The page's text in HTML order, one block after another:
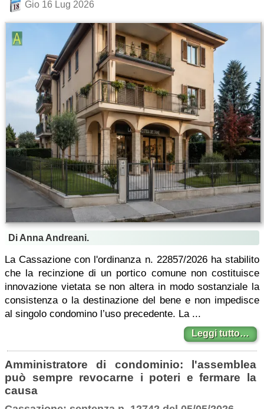
Gio 16 Lug 2026
Di Anna Andreani.
La Cassazione con l'ordinanza n. 22857/2026 ha stabilito
che la recinzione di un portico comune non costituisce
innovazione vietata se non altera in modo sostanziale la
consistenza o la destinazione del bene e non impedisce
al singolo condomino l’uso precedente. La ...
Leggi tutto…
Amministratore di condominio: l'assemblea
può sempre revocarne i poteri e fermare la
causa